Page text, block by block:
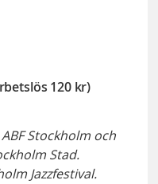
120 kr)
Stockholm och
Stad.
Jazzfestival.